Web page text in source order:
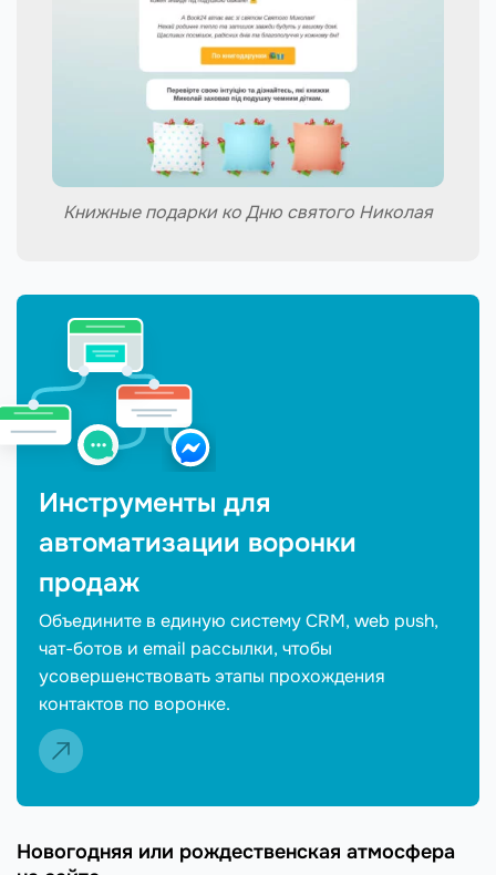
Книжные подарки ко Дню святого Николая
Инструменты для
автоматизации воронки
продаж
Объедините в единую систему CRM, web push,
чат-ботов и email рассылки, чтобы
усовершенствовать этапы прохождения
контактов по воронке.
Новогодняя или рождественская атмосфера